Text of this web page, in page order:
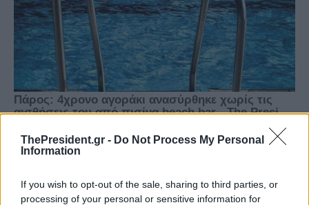
ThePresident.gr - Do Not Process My Personal
Information
If you wish to opt-out of the sale, sharing to third parties, or
processing of your personal or sensitive information for